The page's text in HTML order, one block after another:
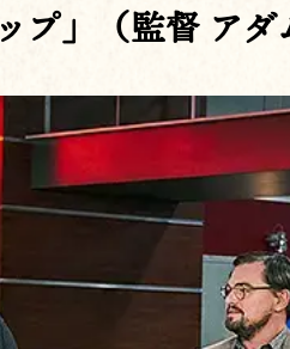
」（監督 アダ